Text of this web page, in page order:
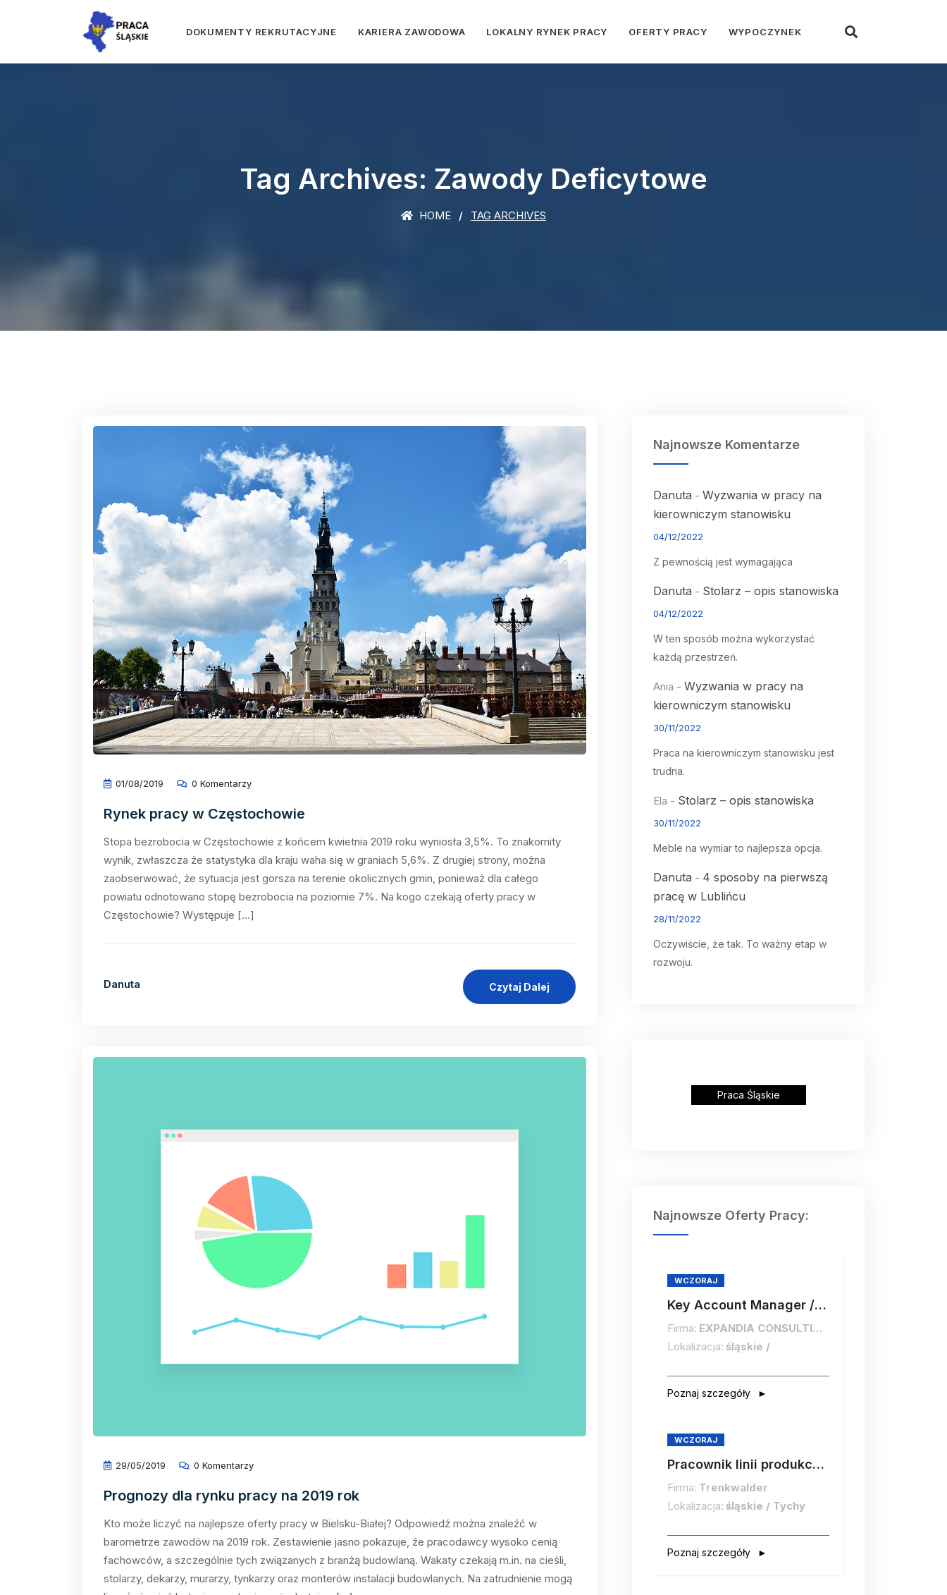
DOKUMENTY REKRUTACYJNE KARIERA ZAWODOWA LOKALNY RYNEK PRACY OFERTY PRACY WYPOCZYNEK
Tag Archives: Zawody Deficytowe
HOME TAG ARCHIVES
01/08/2019 0 Komentarzy
Rynek pracy w Częstochowie
Stopa bezrobocia w Częstochowie z końcem kwietnia 2019 roku wyniosła 3,5%. To znakomity
wynik, zwłaszcza że statystyka dla kraju waha się w graniach 5,6%. Z drugiej strony, można
zaobserwować, że sytuacja jest gorsza na terenie okolicznych gmin, ponieważ dla całego
powiatu odnotowano stopę bezrobocia na poziomie 7%. Na kogo czekają oferty pracy w
Częstochowie? Występuje […]
Danuta Czytaj Dalej
29/05/2019 0 Komentarzy
Prognozy dla rynku pracy na 2019 rok
Kto może liczyć na najlepsze oferty pracy w Bielsku-Białej? Odpowiedź można znaleźć w
barometrze zawodów na 2019 rok. Zestawienie jasno pokazuje, że pracodawcy wysoko cenią
fachowców, a szczególnie tych związanych z branżą budowlaną. Wakaty czekają m.in. na cieśli,
stolarzy, dekarzy, murarzy, tynkarzy oraz monterów instalacji budowlanych. Na zatrudnienie mogą
Najnowsze Komentarze
Danuta - Wyzwania w pracy na
kierowniczym stanowisku
04/12/2022
Z pewnością jest wymagająca
Danuta - Stolarz – opis stanowiska
04/12/2022
W ten sposób można wykorzystać
każdą przestrzeń.
Ania - Wyzwania w pracy na
kierowniczym stanowisku
30/11/2022
Praca na kierowniczym stanowisku jest
trudna.
Ela - Stolarz – opis stanowiska
30/11/2022
Meble na wymiar to najlepsza opcja.
Danuta - 4 sposoby na pierwszą
pracę w Lublińcu
28/11/2022
Oczywiście, że tak. To ważny etap w
rozwoju.
Praca Śląskie
Najnowsze Oferty Pracy:
WCZORAJ
Key Account Manager / Key Account Managerka
Firma:
EXPANDIA CONSULTING sp. z o.o.
Lokalizacja: śląskie /
Poznaj szczegóły
WCZORAJ
Pracownik linii produkcyjnej (m/k)
Firma: Trenkwalder
Lokalizacja: śląskie / Tychy
Poznaj szczegóły